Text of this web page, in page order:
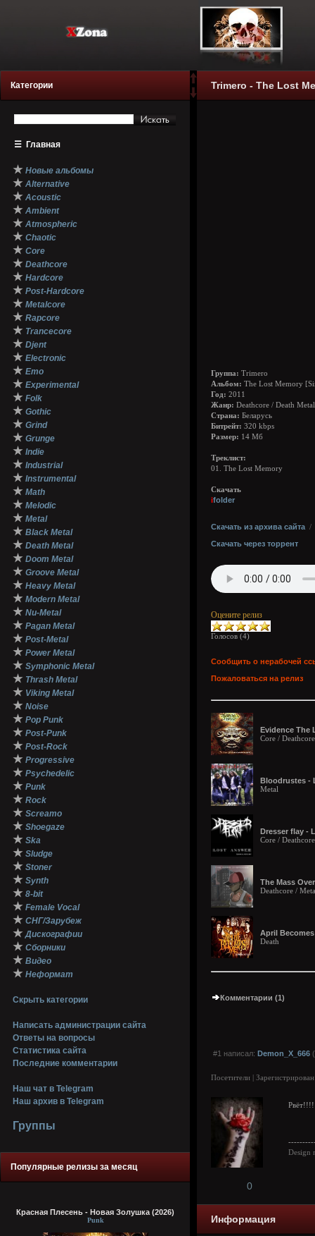
Категории
☰ Главная
★ Новые альбомы
★ Alternative
★ Acoustic
★ Ambient
★ Atmospheric
★ Chaotic
★ Core
★ Deathcore
★ Hardcore
★ Post-Hardcore
★ Metalcore
★ Rapcore
★ Trancecore
★ Djent
★ Electronic
★ Emo
★ Experimental
★ Folk
★ Gothic
★ Grind
★ Grunge
★ Indie
★ Industrial
★ Instrumental
★ Math
★ Melodic
★ Metal
★ Black Metal
★ Death Metal
★ Doom Metal
★ Groove Metal
★ Heavy Metal
★ Modern Metal
★ Nu-Metal
★ Pagan Metal
★ Post-Metal
★ Power Metal
★ Symphonic Metal
★ Thrash Metal
★ Viking Metal
★ Noise
★ Pop Punk
★ Post-Punk
★ Post-Rock
★ Progressive
★ Psychedelic
★ Punk
★ Rock
★ Screamo
★ Shoegaze
★ Ska
★ Sludge
★ Stoner
★ Synth
★ 8-bit
★ Female Vocal
★ СНГ/Зарубеж
★ Дискографии
★ Сборники
★ Видео
★ Неформат
Скрыть категории
Написать администрации сайта
Ответы на вопросы
Статистика сайта
Последние комментарии
Наш чат в Telegram
Наш архив в Telegram
Группы
Популярные релизы за месяц
Красная Плесень - Новая Золушка (2026)
Punk
Trimero - The Lost
Группа: Trimero
Альбом: The Lost Memory
Год: 2011
Жанр: Deathcore / Death Metal
Страна: Беларусь
Битрейт: 320 kbps
Размер: 14 Мб
Треклист:
01. The Lost Memory
Скачать
ifolder
Скачать из архива сайта /
Скачать через торрент
Оцените релиз
Голосов (4)
Сообщить о нерабочей
Пожаловаться на релиз
Evidence The
Core /
Bloodrustes -
Metal
Dresser flay -
Core /
The Mass
Deathcore /
April
Death
Комментарии (1)
#1 написал: Demon_X_666
Посетители |
Design
0
Информация